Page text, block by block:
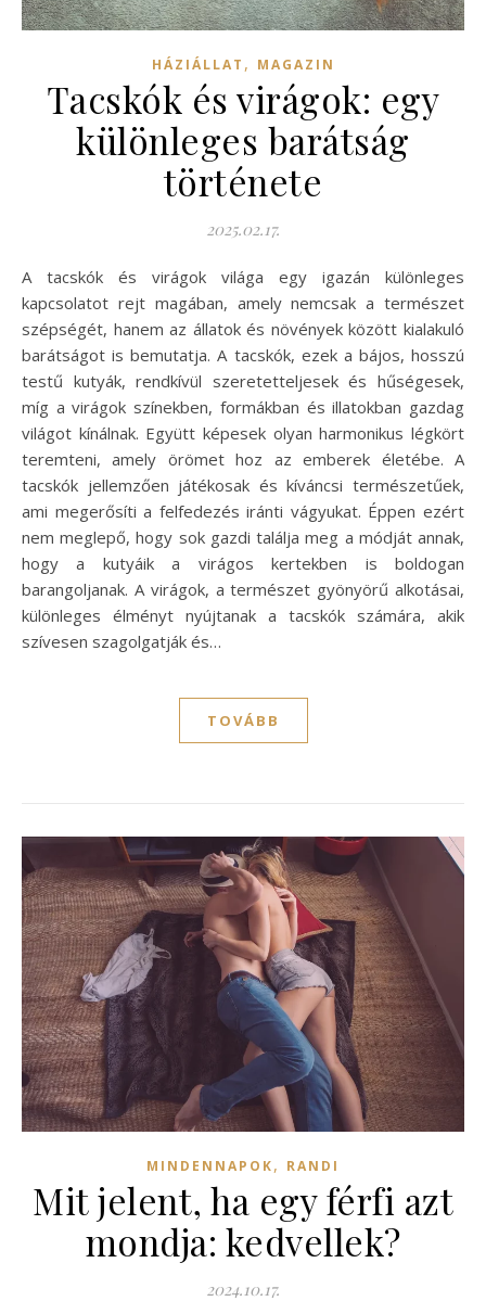
HÁZIÁLLAT , MAGAZIN
Tacskók és virágok: egy
különleges barátság
története
2025.02.17.
A tacskók és virágok világa egy igazán különleges
kapcsolatot rejt magában, amely nemcsak a természet
szépségét, hanem az állatok és növények között kialakuló
barátságot is bemutatja. A tacskók, ezek a bájos, hosszú
testű kutyák, rendkívül szeretetteljesek és hűségesek,
míg a virágok színekben, formákban és illatokban gazdag
világot kínálnak. Együtt képesek olyan harmonikus légkört
teremteni, amely örömet hoz az emberek életébe. A
tacskók jellemzően játékosak és kíváncsi természetűek,
ami megerősíti a felfedezés iránti vágyukat. Éppen ezért
nem meglepő, hogy sok gazdi találja meg a módját annak,
hogy a kutyáik a virágos kertekben is boldogan
barangoljanak. A virágok, a természet gyönyörű alkotásai,
különleges élményt nyújtanak a tacskók számára, akik
szívesen szagolgatják és…
TOVÁBB
MINDENNAPOK, RANDI
Mit jelent, ha egy férfi azt
mondja: kedvellek?
2024.10.17.